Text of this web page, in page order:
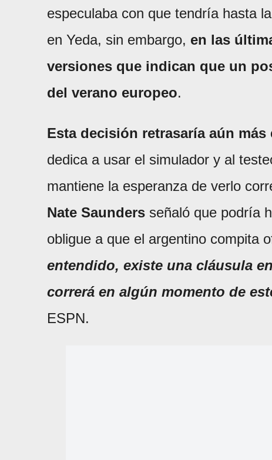
especulaba con que tendría hasta
en Yeda, sin embargo, en las
versiones que indican que un
del verano europeo.
Esta decisión retrasaría aún
dedica a usar el simulador y al
mantiene la esperanza de verlo
Nate Saunders señaló que podría
obligue a que el argentino compita
entendido, existe una cláusula
correrá en algún momento de
ESPN.